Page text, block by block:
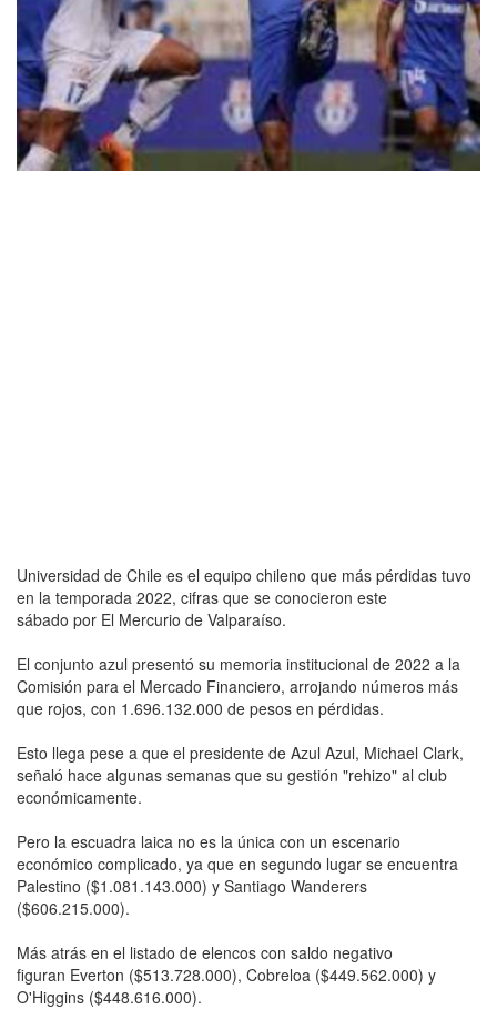
Universidad de Chile es el equipo chileno que más pérdidas tuvo
en la temporada 2022, cifras que se conocieron este
sábado por El Mercurio de Valparaíso.
El conjunto azul presentó su memoria institucional de 2022 a la
Comisión para el Mercado Financiero, arrojando números más
que rojos, con 1.696.132.000 de pesos en pérdidas.
Esto llega pese a que el presidente de Azul Azul, Michael Clark,
señaló hace algunas semanas que su gestión "rehizo" al club
económicamente.
Pero la escuadra laica no es la única con un escenario
económico complicado, ya que en segundo lugar se encuentra
Palestino ($1.081.143.000) y Santiago Wanderers
($606.215.000).
Más atrás en el listado de elencos con saldo negativo
figuran Everton ($513.728.000), Cobreloa ($449.562.000) y
O'Higgins ($448.616.000).